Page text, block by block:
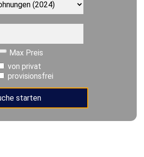
Max Preis
von privat
provisionsfrei